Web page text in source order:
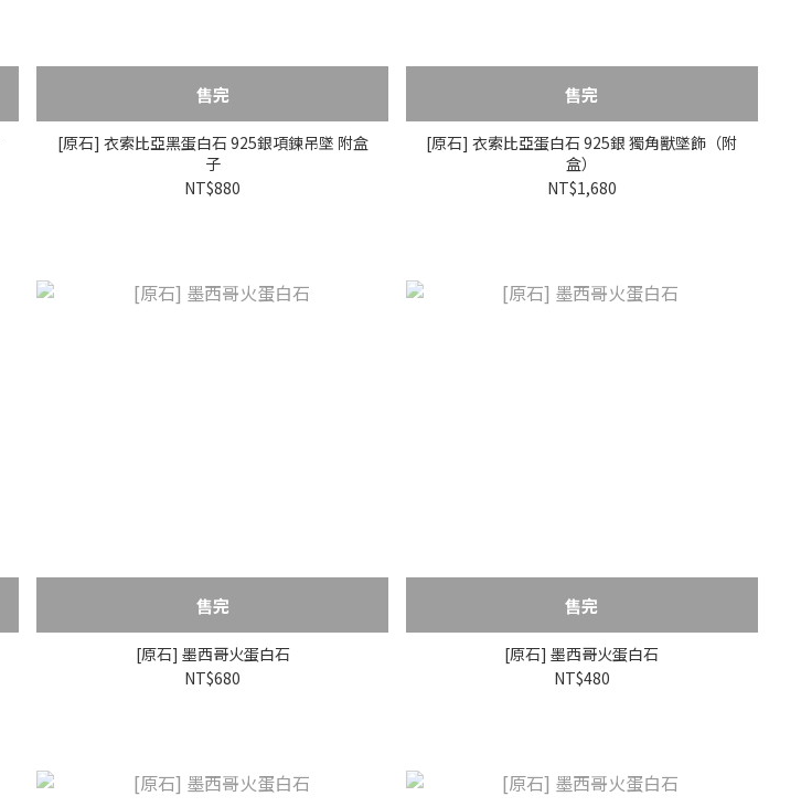
售完
[原石] 衣索比亞黑蛋白石 925銀項鍊吊墜 附盒
子
NT$880
售完
[原石] 衣索比亞蛋白石 925銀 獨角獸墜飾（附
盒）
NT$1,680
售完
[原石] 墨西哥火蛋白石
NT$680
售完
[原石] 墨西哥火蛋白石
NT$480